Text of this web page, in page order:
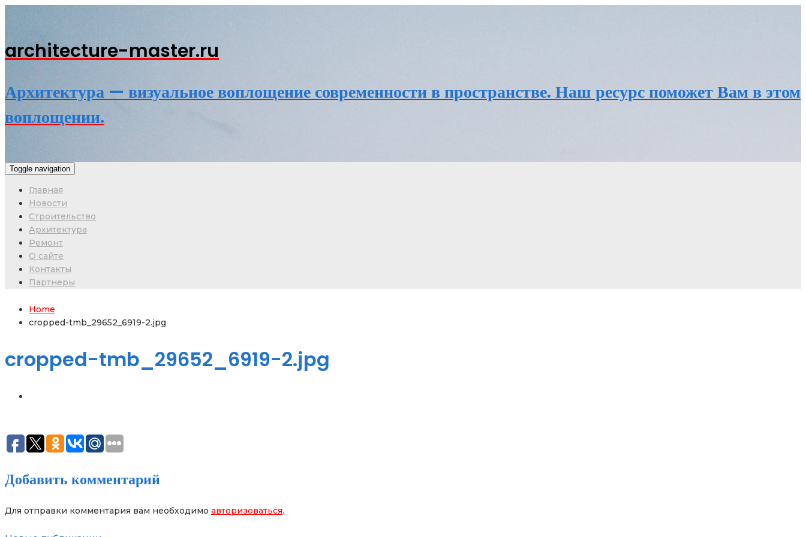
architecture-master.ru
Архитектура — визуальное воплощение современности в пространстве. Наш ресурс поможет Вам в этом
воплощении.
Toggle navigation
Главная
Новости
Строительство
Архитектура
Ремонт
О сайте
Контакты
Партнеры
Home
cropped-tmb_29652_6919-2.jpg
cropped-tmb_29652_6919-2.jpg
Добавить комментарий
Для отправки комментария вам необходимо авторизоваться.